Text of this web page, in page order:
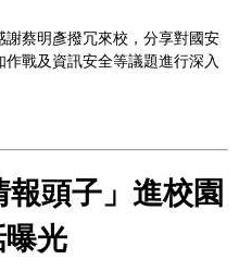
蔡明彥撥冗來校，分享對國安
戰及資訊安全等議題進行深入
頭子」進校園
光